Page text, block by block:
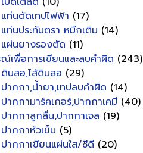
แท่นตัดเทปไฟฟ้า (17)
แท่นประทับตรา หมึกเติม (14)
แผ่นยางรองตัด (11)
เพื่อการเขียนและลบคำผิด (243)
ดินสอ,ไส้ดินสอ (29)
ปากกา,น้ำยา,เทปลบคำผิด (14)
ปากกามาร์คเกอร์,ปากกาเคมี (40)
ปากกาลูกลื่น,ปากกาเจล (19)
ปากกาหัวเข็ม (5)
ปากกาเขียนแผ่นใส/ซีดี (20)